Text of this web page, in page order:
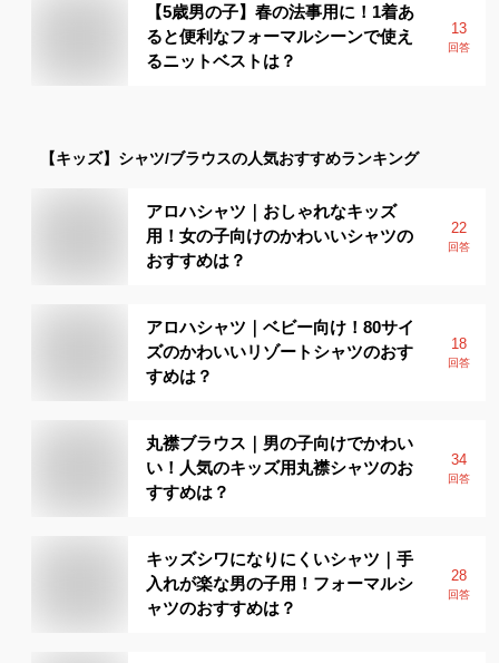
【5歳男の子】春の法事用に！1着あ
ると便利なフォーマルシーンで使え
るニットベストは？
13
回答
【キッズ】 シャツ/ブラウスの人気おすすめランキング
アロハシャツ｜おしゃれなキッズ
用！女の子向けのかわいいシャツの
おすすめは？
22
回答
アロハシャツ｜ベビー向け！80サイ
ズのかわいいリゾートシャツのおす
すめは？
18
回答
丸襟ブラウス｜男の子向けでかわい
い！人気のキッズ用丸襟シャツのお
すすめは？
34
回答
キッズシワになりにくいシャツ｜手
入れが楽な男の子用！フォーマルシ
ャツのおすすめは？
28
回答